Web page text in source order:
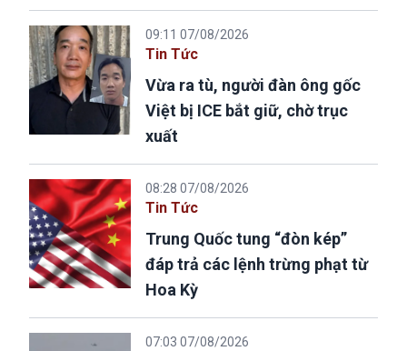
09:11 07/08/2026
Tin Tức
Vừa ra tù, người đàn ông gốc
Việt bị ICE bắt giữ, chờ trục
xuất
08:28 07/08/2026
Tin Tức
Trung Quốc tung “đòn kép”
đáp trả các lệnh trừng phạt từ
Hoa Kỳ
07:03 07/08/2026